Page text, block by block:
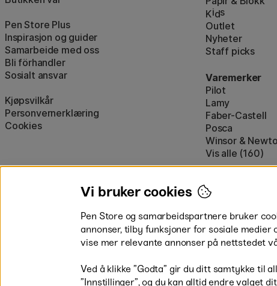
Pen Store Plus
Inspirasjon og guider
Samarbeide med oss
Bli förhandler
Sosialt ansvar
Kjøpsvilkår
Personvernerklæring
Cookies
Kids
Outlet
Nyheter
Staff picks
Varemerker
Pilot
Lamy
Faber-Castell
Posca
Winsor &
Vis alle (160)
Betal enkelt
Vi bruker cookies
Pen Store og samarbeidspartnere bruker
annonser, tilby funksjoner for sosiale
vise mer relevante annonser på nettstedet
Ved å klikke ”Godta” gir du ditt samtykke til
”Innstillinger”, og du kan alltid endre valget